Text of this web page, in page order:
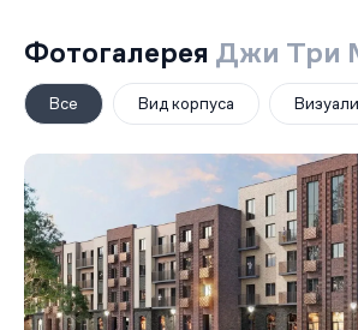
Фотогалерея Джи Три
Все Вид корпуса